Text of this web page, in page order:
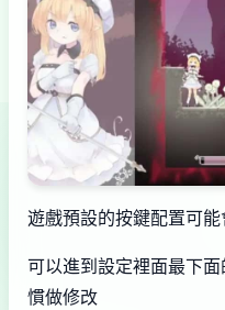
遊戲預設的按鍵配置可
可以進到設定裡面最下
慣做修改